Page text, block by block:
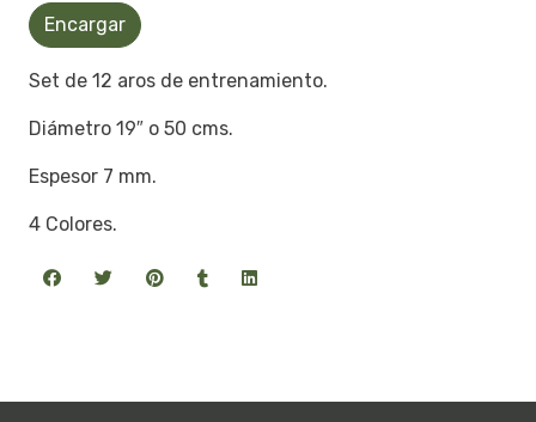
Encargar
Set de 12 aros de entrenamiento.
Diámetro 19″ o 50 cms.
Espesor 7 mm.
4 Colores.